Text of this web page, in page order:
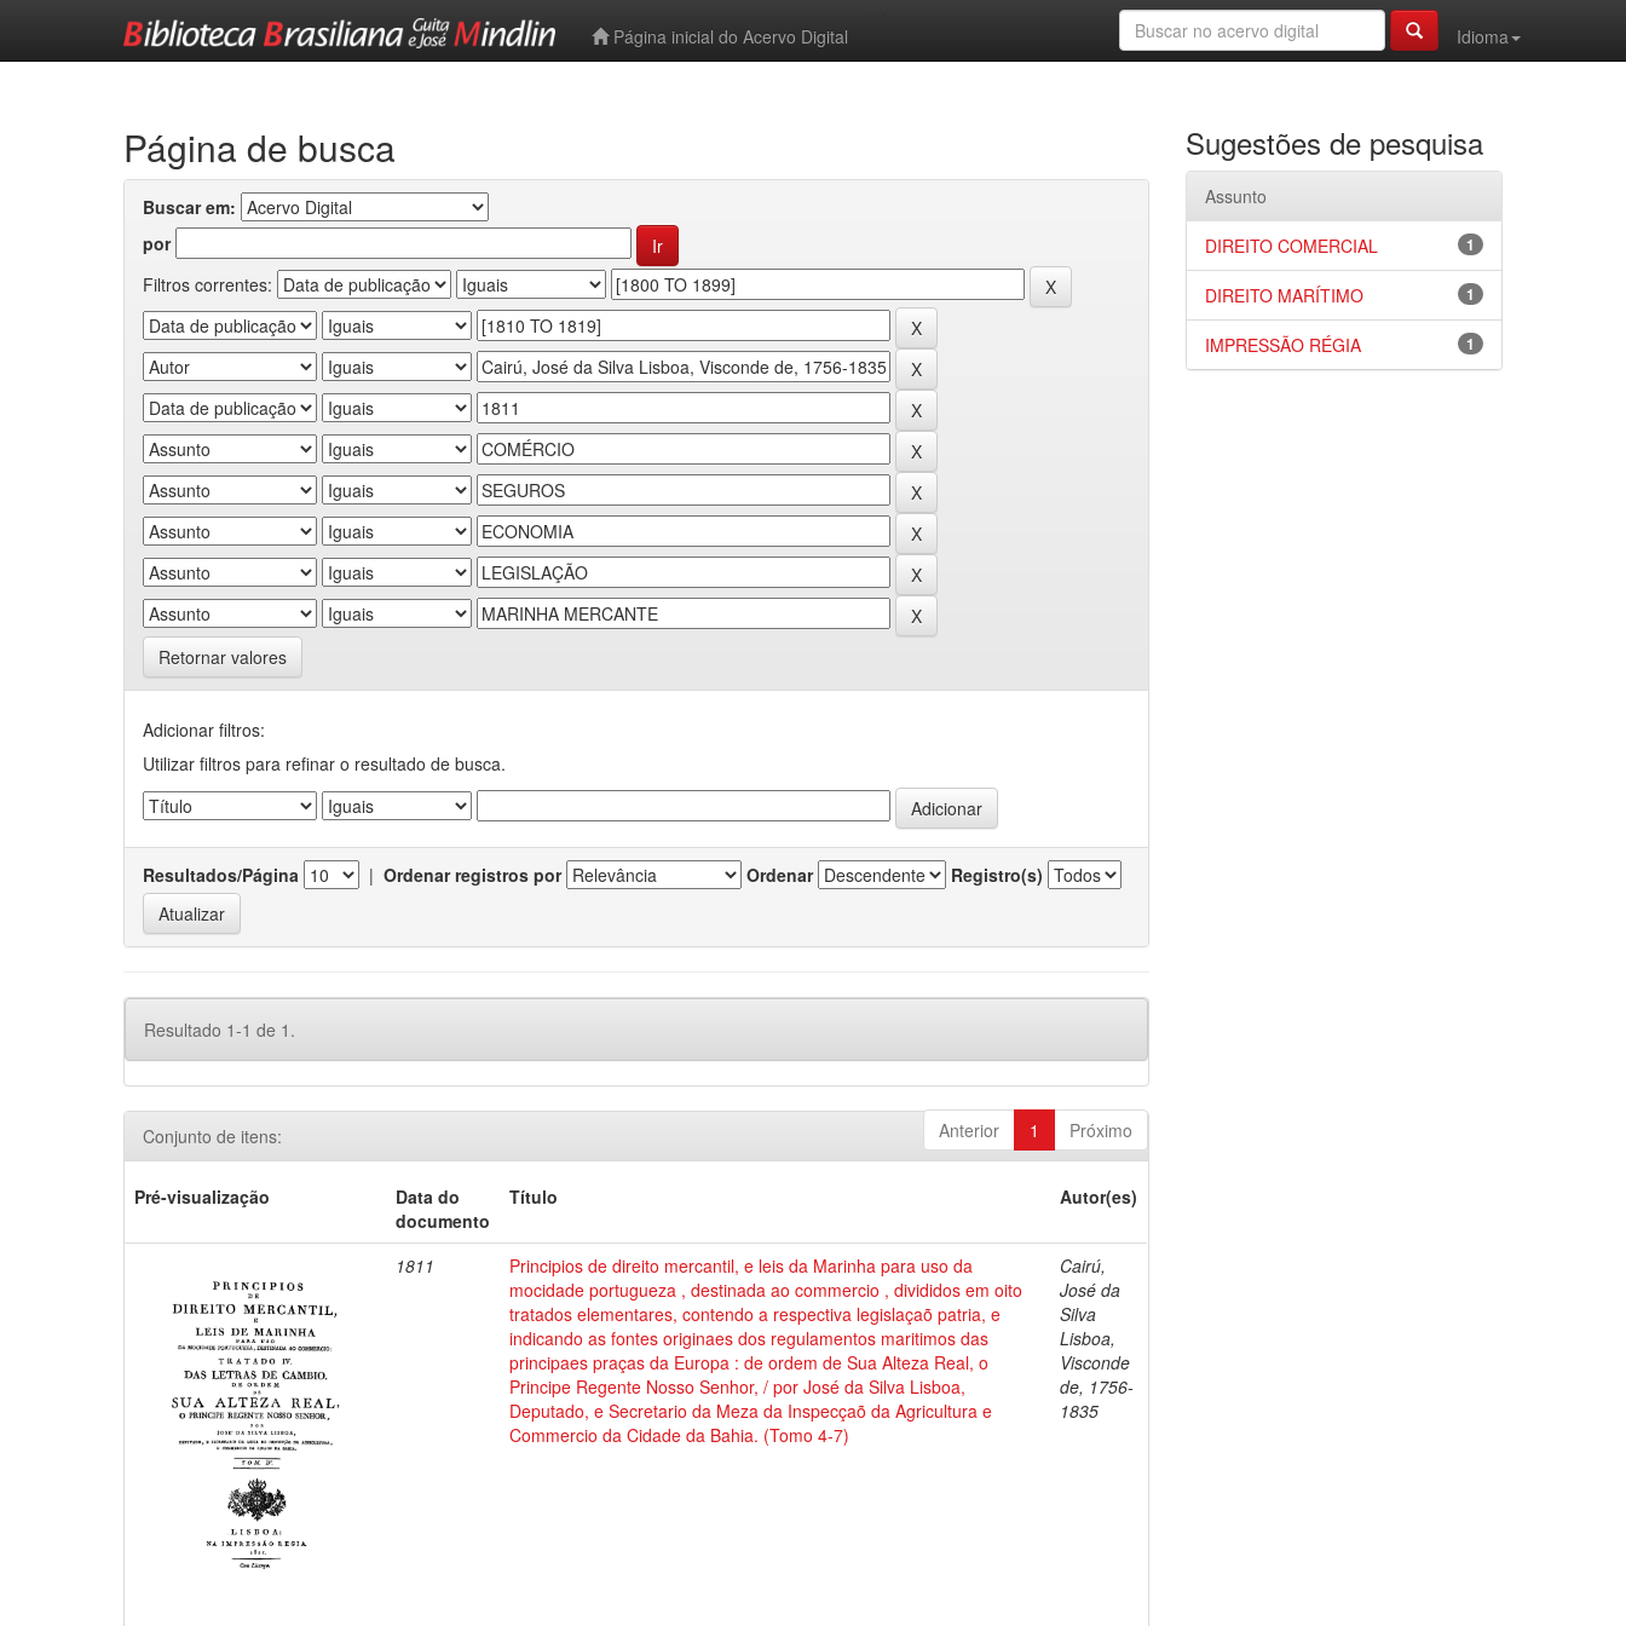
Página inicial do Acervo Digital
Idioma
Página de busca
Buscar em:
por
Filtros correntes:
Retornar valores
Adicionar filtros:
Utilizar filtros para refinar o resultado de busca.
Resultados/Página | Ordenar registros por Ordenar Registro(s)
Resultado 1-1 de 1.
Anterior 1 Próximo
Conjunto de itens:
Pré-visualização
Data do
documento
Título Autor(es)
1811
Principios de direito mercantil, e leis da Marinha para uso da
mocidade portugueza , destinada ao commercio , divididos em oito
tratados elementares, contendo a respectiva legislaçaõ patria, e
indicando as fontes originaes dos regulamentos maritimos das
principaes praças da Europa : de ordem de Sua Alteza Real, o
Principe Regente Nosso Senhor, / por José da Silva Lisboa,
Deputado, e Secretario da Meza da Inspecçaõ da Agricultura e
Commercio da Cidade da Bahia. (Tomo 4-7)
Cairú,
José da
Silva
Lisboa,
Visconde
de, 1756-
1835
Sugestões de pesquisa
Assunto
1
DIREITO COMERCIAL
1
DIREITO MARÍTIMO
1
IMPRESSÃO RÉGIA